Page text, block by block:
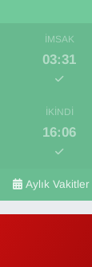
İMSAK
03:31
İKINDI
16:06
Aylık Vakitler